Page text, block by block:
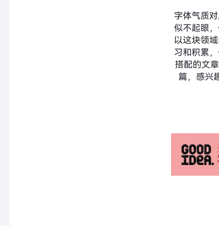
字体气质
似不起眼
以这块领
习和积累
搭配的文
篇，感兴